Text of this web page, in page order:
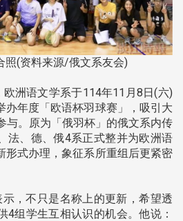
(资料来源/俄文系友会)
洲语文学系于114年11月8日(六)
办年度「欧语杯羽球赛」，吸引大
与。原为「俄羽杯」的俄文系内传
法、德、俄4系正式整并为欧洲语
形式办理，象征系所重组后更紧密
，不只是名称上的更新，希望透
4组学生互相认识的机会。他说：